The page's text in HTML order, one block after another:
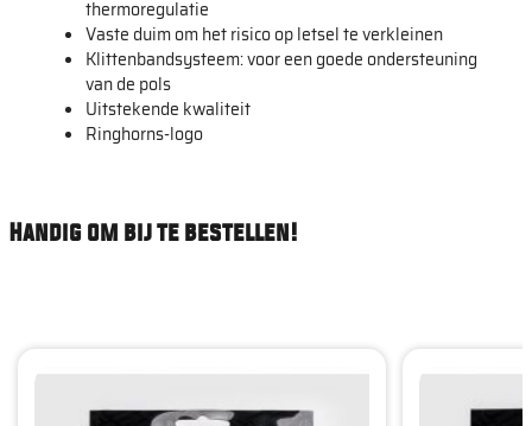
thermoregulatie
Vaste duim om het risico op letsel te verkleinen
Klittenbandsysteem: voor een goede ondersteuning
van de pols
Uitstekende kwaliteit
Ringhorns-logo
Handig om bij te bestellen!